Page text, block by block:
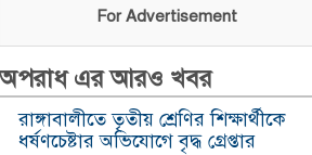
কাপে চ্যাম্পিয়ন পাকিস্তান
এখন থেকে যৌথ বাহিনীর
অভিযান চলবে : ইসি
২১, ডিসেম্বর, ২০২৫ ৬:২১
For Advertisement
অপরাধ এর আরও খবর
রাঙ্গাবালীতে তৃতীয় শ্রেণির শিক্ষার্থীকে
ধর্ষণচেষ্টার অভিযোগে বৃদ্ধ গ্রেপ্তার